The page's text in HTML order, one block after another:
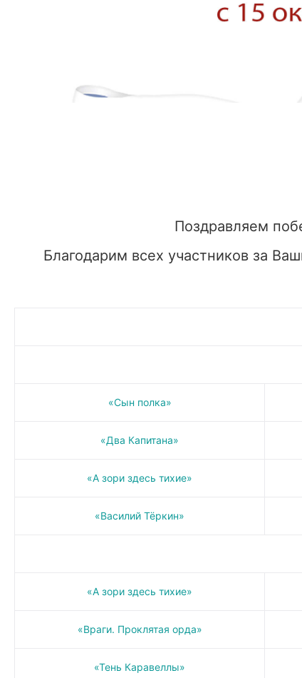
Поздравляем
Благодарим всех участников за
«Сын полка»
«Два Капитана»
«А зори здесь тихие»
«Василий Тёркин»
«А зори здесь тихие»
«Враги. Проклятая орда»
«Тень Каравеллы»